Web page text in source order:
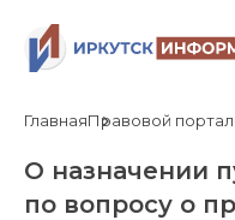
ГлавнаяПравовой портал
О назначении
по вопросу о